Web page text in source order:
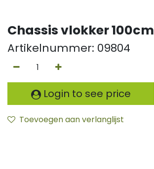
Chassis vlokker 100cm
Artikelnummer: 09804
Login to see price
Toevoegen aan verlanglijst